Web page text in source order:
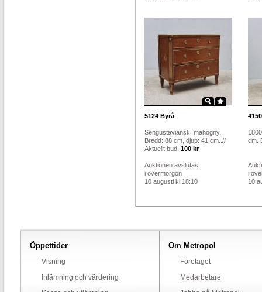
5124 Byrå
Sengustaviansk, mahogny.
Bredd: 88 cm, djup: 41 cm..//
Aktuellt bud: 100 kr
Auktionen avslutas
i övermorgon
10 augusti kl 18:10
4150
cm.
i
10
Öppettider
Visning
Inlämning och värdering
Om Metropol
Företaget
Medarbetare